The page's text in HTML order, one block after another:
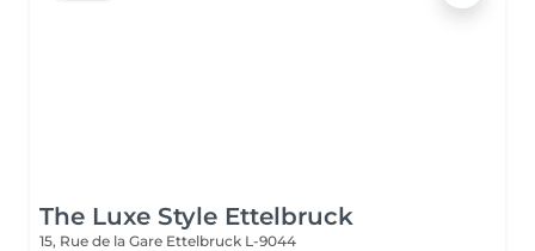
The Luxe Style Ettelbruck
15, Rue de la Gare Ettelbruck L-9044